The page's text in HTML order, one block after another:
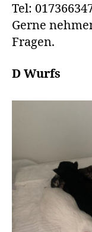
Tel:
Gerne
Fragen.
D Wurfs